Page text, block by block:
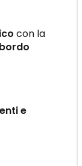
con la
bordo
e